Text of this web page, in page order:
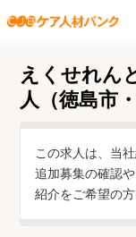
えくせれん
人（徳島市
この求人は、当
追加募集の確認
紹介をご希望の